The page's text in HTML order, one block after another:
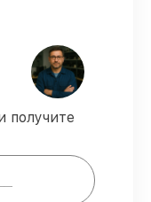
– все
получите